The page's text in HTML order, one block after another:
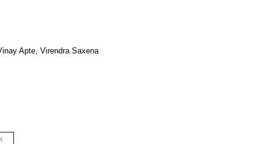
Apte, Virendra Saxena